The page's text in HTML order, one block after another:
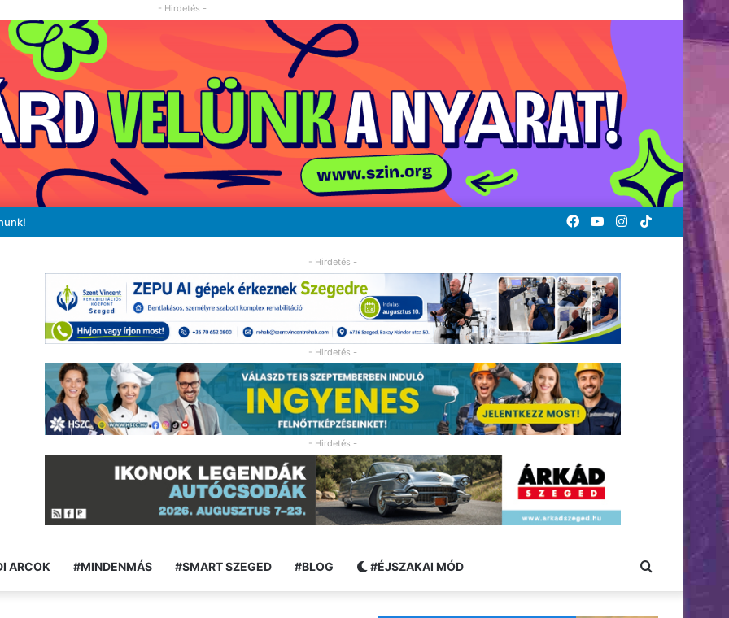
- Hirdetés -
TikTok
Instagram
YouTube
Facebook
- Hirdetés -
- Hirdetés -
- Hirdetés -
ARCOK #MINDENMÁS #SMART SZEGED #BLOG #ÉJSZAKAI MÓD Keresés: